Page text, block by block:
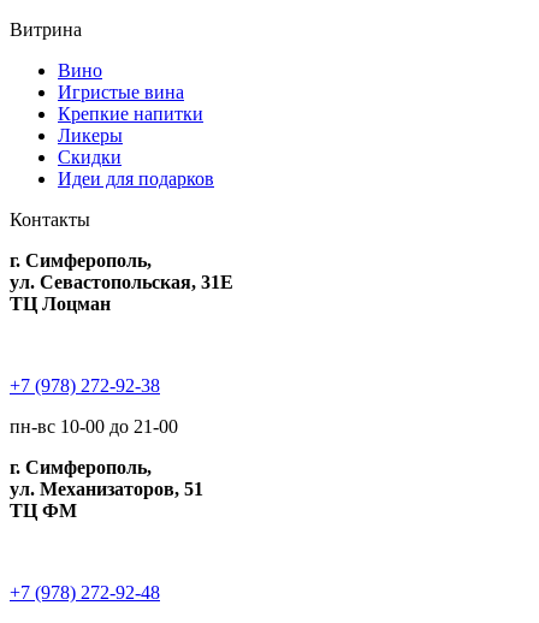
Витрина
Вино
Игристые вина
Крепкие напитки
Ликеры
Скидки
Идеи для подарков
Контакты
г. Симферополь,
ул. Севастопольская, 31Е
ТЦ Лоцман
+7 (978) 272-92-38
пн-вс 10-00 до 21-00
г. Симферополь,
ул. Механизаторов, 51
ТЦ ФМ
+7 (978) 272-92-48